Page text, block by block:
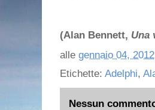
(Alan Bennett, Una
alle gennaio 04, 2012
Etichette: Adelphi,
Nessun